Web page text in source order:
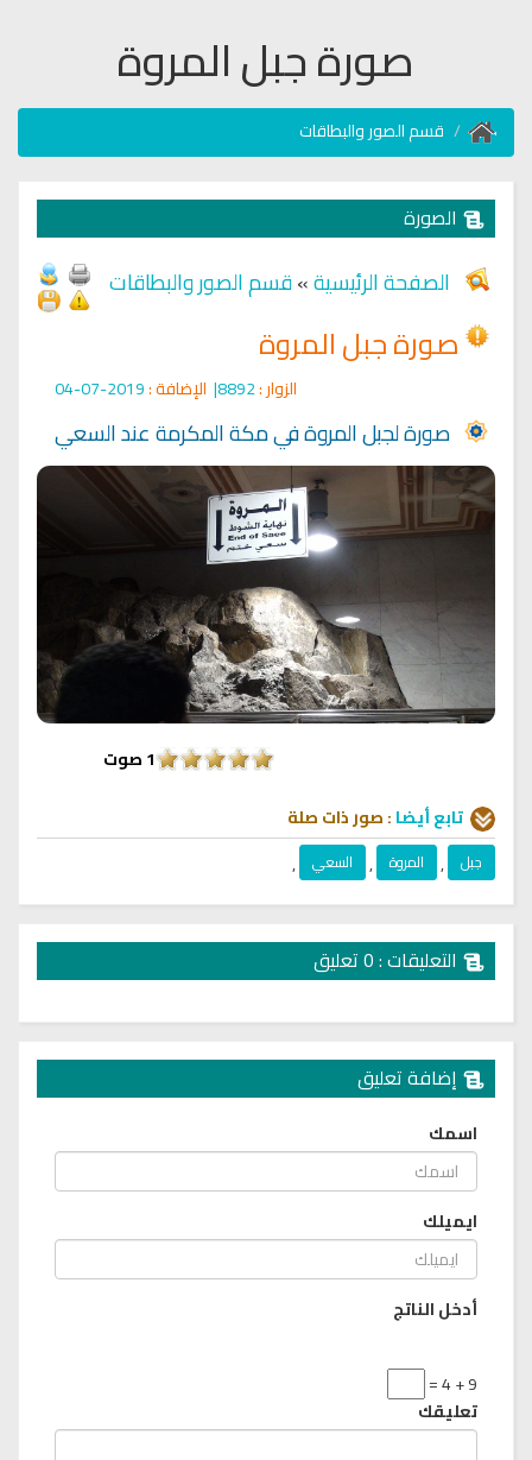
صورة جبل المروة
قسم الصور والبطاقات
الصورة
الصفحة الرئيسية»قسم الصور والبطاقات
صورة جبل المروة
الزوار : الإضافة :
صورة لجبل المروة في مكة المكرمة عند السعي
1صوت
تابع أيضا:صورذات صلة
جبل , المروة , السعي ,
التعليقات : 0 تعليق
إضافة تعليق
اسمك
ايميلك
أدخل الناتج
9 + 4 =
تعليقك